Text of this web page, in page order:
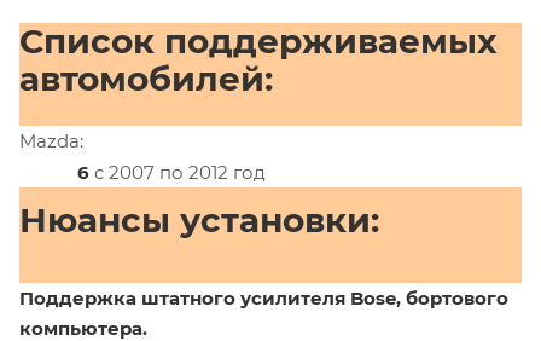
Список поддерживаемых
автомобилей:
Mazda:
6 c 2007 по 2012 год
Нюансы установки:
Поддержка штатного усилителя Bose, бортового
компьютера.